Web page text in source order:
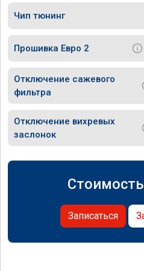
Чип тюнинг
Прошивка Евро 2
Отключение сажевого
фильтра
Отключение вихревых
заслонок
Записаться